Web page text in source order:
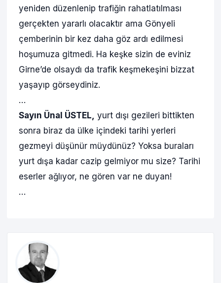
yeniden düzenlenip trafiğin rahatlatılması
gerçekten yararlı olacaktır ama Gönyeli
çemberinin bir kez daha göz ardı edilmesi
hoşumuza gitmedi. Ha keşke sizin de eviniz
Girne’de olsaydı da trafik keşmekeşini bizzat
yaşayıp görseydiniz.
…
Sayın Ünal ÜSTEL, yurt dışı gezileri bittikten
sonra biraz da ülke içindeki tarihi yerleri
gezmeyi düşünür müydünüz? Yoksa buraları
yurt dışa kadar cazip gelmiyor mu size? Tarihi
eserler ağlıyor, ne gören var ne duyan!
…